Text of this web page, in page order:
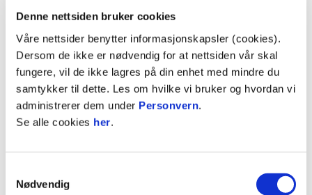
Denne nettsiden bruker cookies
Våre nettsider benytter informasjonskapsler (cookies).
Dersom de ikke er nødvendig for at nettsiden vår skal
fungere, vil de ikke lagres på din enhet med mindre du
samtykker til dette. Les om hvilke vi bruker og hvordan vi
administrerer dem under Personvern.
Se alle cookies her.
Nødvendig
FAKTA
Partner siden: 1999
Partnernivå: Bronseklubben